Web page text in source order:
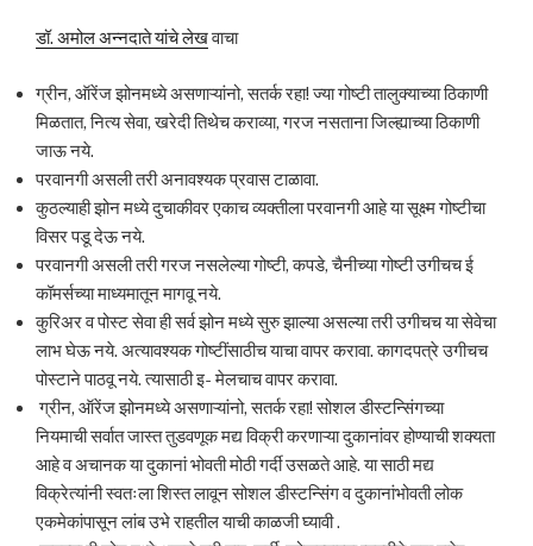
डॉ. अमोल अन्नदाते यांचे लेखवाचा
ग्रीन, ऑरेंज झोनमध्ये असणाऱ्यांनो, सतर्क रहा! ज्या गोष्टी तालुक्याच्या ठिकाणी
मिळतात, नित्य सेवा, खरेदी तिथेच कराव्या, गरज नसताना जिल्ह्याच्या ठिकाणी
जाऊ नये.
परवानगी असली तरी अनावश्यक प्रवास टाळावा.
कुठल्याही झोन मध्ये दुचाकीवर एकाच व्यक्तीला परवानगी आहे या सूक्ष्म गोष्टीचा
विसर पडू देऊ नये.
परवानगी असली तरी गरज नसलेल्या गोष्टी, कपडे, चैनीच्या गोष्टी उगीचच ई
कॉमर्सच्या माध्यमातून मागवू नये.
कुरिअर व पोस्ट सेवा ही सर्व झोन मध्ये सुरु झाल्या असल्या तरी उगीचच या सेवेचा
लाभ घेऊ नये. अत्यावश्यक गोष्टींसाठीच याचा वापर करावा. कागदपत्रे उगीचच
पोस्टाने पाठवू नये. त्यासाठी इ- मेलचाच वापर करावा.
ग्रीन, ऑरेंज झोनमध्ये असणाऱ्यांनो, सतर्क रहा! सोशल डीस्टन्सिंगच्या
नियमाची सर्वात जास्त तुडवणूक मद्य विक्री करणाऱ्या दुकानांवर होण्याची शक्यता
आहे व अचानक या दुकानां भोवती मोठी गर्दी उसळते आहे. या साठी मद्य
विक्रेत्यांनी स्वतःला शिस्त लावून सोशल डीस्टन्सिंग व दुकानांभोवती लोक
एकमेकांपासून लांब उभे राहतील याची काळजी घ्यावी .